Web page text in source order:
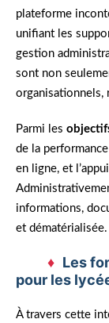
plateforme
unifiant les
gestion
sont non
organisationnels,
Parmi les
de la
en ligne, et
informations,
et dématérialisée.
Les
pour les
À travers cette